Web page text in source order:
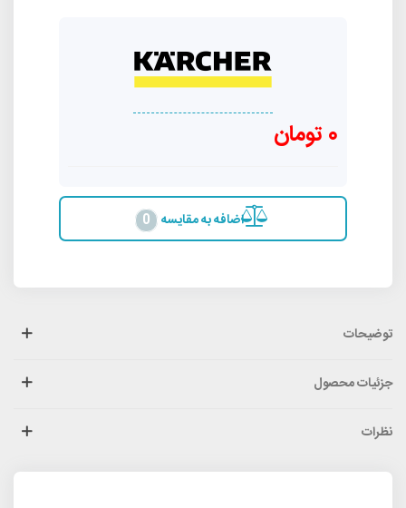
0 تومان
اضافه به مقایسه 0
توضیحات
جزئیات محصول
نظرات